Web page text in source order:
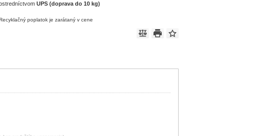
UPS (doprava do 10 kg)
poplatok je zarátaný v cene